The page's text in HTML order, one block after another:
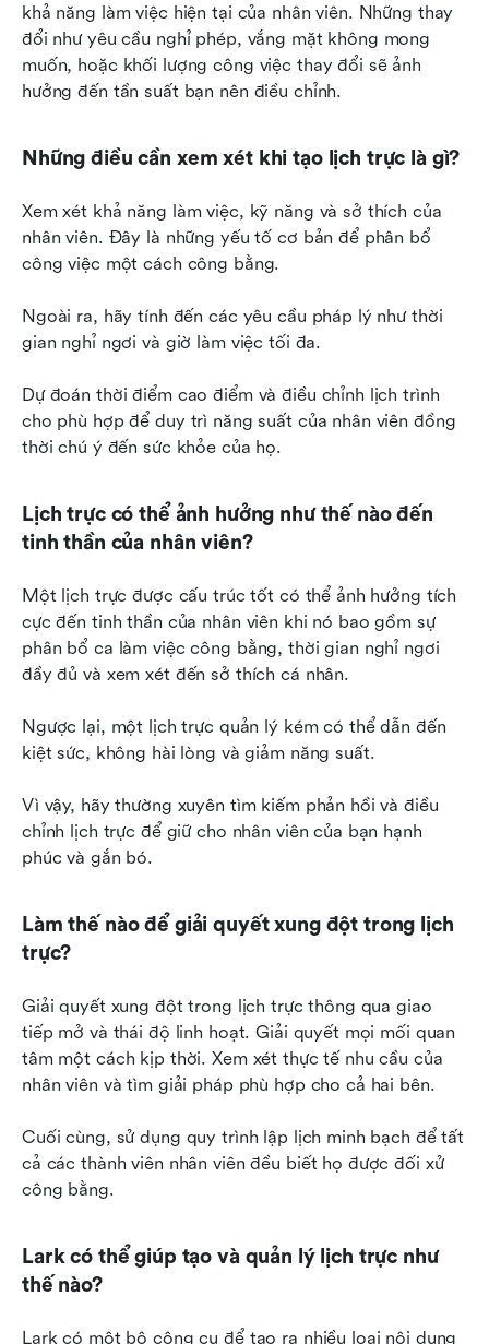
khả năng làm việc hiện tại của nhân viên. Những thay
đổi như yêu cầu nghỉ phép, vắng mặt không mong
muốn, hoặc khối lượng công việc thay đổi sẽ ảnh
hưởng đến tần suất bạn nên điều chỉnh.
Những điều cần xem xét khi tạo lịch trực là gì?
Xem xét khả năng làm việc, kỹ năng và sở thích của
nhân viên. Đây là những yếu tố cơ bản để phân bổ
công việc một cách công bằng.
Ngoài ra, hãy tính đến các yêu cầu pháp lý như thời
gian nghỉ ngơi và giờ làm việc tối đa.
Dự đoán thời điểm cao điểm và điều chỉnh lịch trình
cho phù hợp để duy trì năng suất của nhân viên đồng
thời chú ý đến sức khỏe của họ.
Lịch trực có thể ảnh hưởng như thế nào đến
tinh thần của nhân viên?
Một lịch trực được cấu trúc tốt có thể ảnh hưởng tích
cực đến tinh thần của nhân viên khi nó bao gồm sự
phân bổ ca làm việc công bằng, thời gian nghỉ ngơi
đầy đủ và xem xét đến sở thích cá nhân.
Ngược lại, một lịch trực quản lý kém có thể dẫn đến
kiệt sức, không hài lòng và giảm năng suất.
Vì vậy, hãy thường xuyên tìm kiếm phản hồi và điều
chỉnh lịch trực để giữ cho nhân viên của bạn hạnh
phúc và gắn bó.
Làm thế nào để giải quyết xung đột trong lịch
trực?
Giải quyết xung đột trong lịch trực thông qua giao
tiếp mở và thái độ linh hoạt. Giải quyết mọi mối quan
tâm một cách kịp thời. Xem xét thực tế nhu cầu của
nhân viên và tìm giải pháp phù hợp cho cả hai bên.
Cuối cùng, sử dụng quy trình lập lịch minh bạch để tất
cả các thành viên nhân viên đều biết họ được đối xử
công bằng.
Lark có thể giúp tạo và quản lý lịch trực như
thế nào?
Lark có một bộ công cụ để tạo ra nhiều loại nội dung